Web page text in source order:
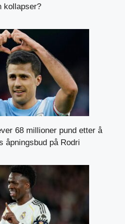
kollapser?
68 millioner pund etter å
åpningsbud på Rodri